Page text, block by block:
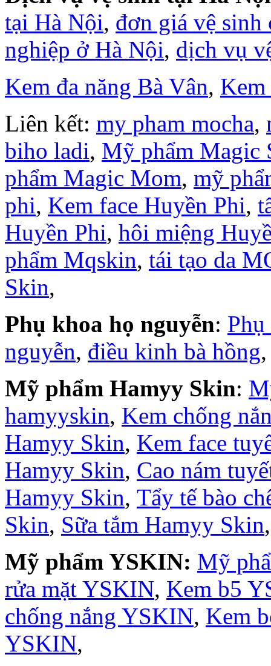
tại Hà Nội, đơn giá vệ sinh
nghiệp ở Hà Nội, dịch vụ
Kem đa năng Bà Vân,
Liên kết: my pham mocha,
biho ladi, Mỹ phẩm Magic
phẩm Magic Mom, mỹ
phi, Kem face Huyền Phi,
Huyền Phi, hôi miệng
phẩm Mqskin, tái tạo da
Skin,
Phụ khoa họ nguyễn:
nguyễn, điều kinh bà hồng
Mỹ phẩm Hamyy Skin:
hamyyskin, Kem chống
Hamyy Skin, Kem face
Hamyy Skin, Cao nám
Hamyy Skin, Tẩy tế bào
Skin, Sữa tắm Hamyy Skin
Mỹ phẩm YSKIN: Mỹ
rửa mặt YSKIN, Kem b5
chống nắng YSKIN, Kem
YSKIN,